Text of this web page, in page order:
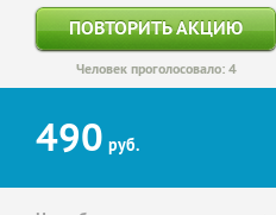
ПОВТОРИТЬ АКЦИЮ
Человек проголосовало: 4
490 руб.